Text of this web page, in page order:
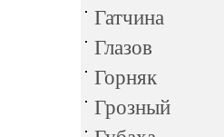
Гатчина
Глазов
Горняк
Грозный